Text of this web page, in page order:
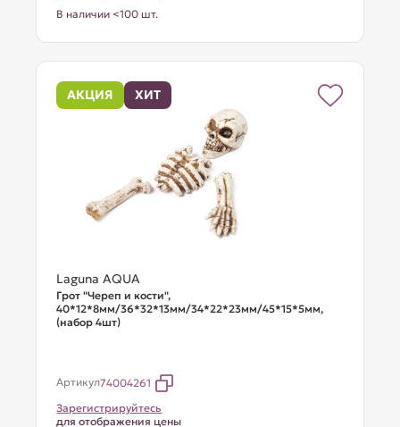
В наличии <100 шт.
АКЦИЯ ХИТ
Laguna AQUA
Грот "Череп и кости",
40*12*8мм/36*32*13мм/34*22*23мм/45*15*5мм,
(набор 4шт)
Артикул74004261
Зарегистрируйтесь
для отображения цены